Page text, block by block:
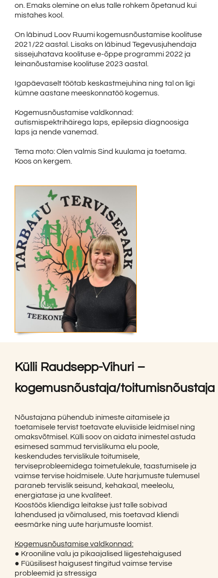
on. Emaks olemine on elus talle rohkem õpetanud kui
mistahes kool.
On läbinud Loov Ruumi kogemusnõustamise koolituse
2021/22 aastal. Lisaks on läbinud Tegevusjuhendaja
sissejuhatava koolituse e-õppe programmi 2022 ja
leinanõustamise koolituse 2023 aastal.
Igapäevaselt töötab keskastmejuhina ning tal on ligi
kümne aastane meeskonnatöö kogemus.
Kogemusnõustamise valdkonnad:
autismispektrihäirega laps, epilepsia diagnoosiga
laps ja nende vanemad.
Tema moto: Olen valmis Sind kuulama ja toetama.
Koos on kergem.
Külli Raudsepp-Vihuri –
kogemusnõustaja/toitumisnõustaja
Nõustajana pühendub inimeste aitamisele ja
toetamisele tervist toetavate eluviiside leidmisel ning
omaksvõtmisel. Külli soov on aidata inimestel astuda
esimesed sammud tervislikuma elu poole,
keskendudes tervislikule toitumisele,
terviseprobleemidega toimetulekule, taastumisele ja
vaimse tervise hoidmisele. Uute harjumuste tulemusel
paraneb tervislik seisund, kehakaal, meeleolu,
energiatase ja une kvaliteet.
Koostöös kliendiga leitakse just talle sobivad
lahendused ja võimalused, mis toetavad kliendi
eesmärke ning uute harjumuste loomist.
Kogemusnõustamise valdkonnad:
● Krooniline valu ja pikaajalised liigestehaigused
● Füüsilisest haigusest tingitud vaimse tervise
probleemid ja stressiga